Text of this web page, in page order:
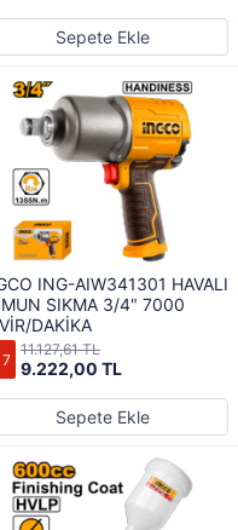
Sepete Ekle
ING-AIW341301 HAVALI
SIKMA 3/4" 7000
DAKİKA
9.222,00 TL
11.127,61 TL
Sepete Ekle